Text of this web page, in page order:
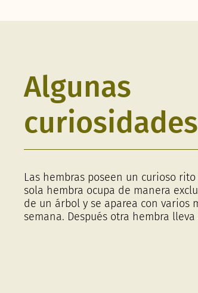
Algunas
curiosidades
Las hembras poseen un curioso
sola hembra ocupa de manera
de un árbol y se aparea con varios
semana. Después otra hembra